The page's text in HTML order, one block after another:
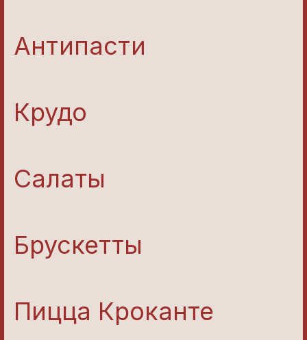
Антипасти
Крудо
Салаты
Брускетты
Пицца Кроканте